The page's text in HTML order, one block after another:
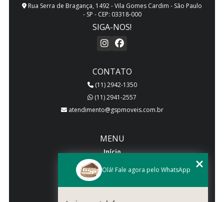
Rua Serra de Bragança, 1492 - Vila Gomes Cardim - São Paulo
- SP - CEP: 03318-000
SIGA-NOS!
CONTATO
(11) 2942-1350
(11) 2941-2557
atendimento@gspmoveis.com.br
MENU
Início
Quem somos
Olá! Fale agora pelo WhatsApp